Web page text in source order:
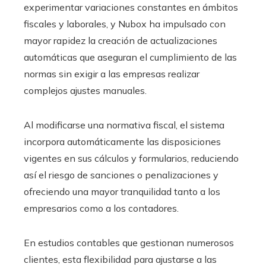
experimentar variaciones constantes en ámbitos
fiscales y laborales, y Nubox ha impulsado con
mayor rapidez la creación de actualizaciones
automáticas que aseguran el cumplimiento de las
normas sin exigir a las empresas realizar
complejos ajustes manuales.
Al modificarse una normativa fiscal, el sistema
incorpora automáticamente las disposiciones
vigentes en sus cálculos y formularios, reduciendo
así el riesgo de sanciones o penalizaciones y
ofreciendo una mayor tranquilidad tanto a los
empresarios como a los contadores.
En estudios contables que gestionan numerosos
clientes, esta flexibilidad para ajustarse a las